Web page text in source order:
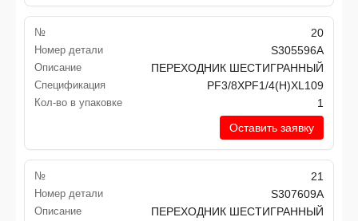
№ 20
Номер детали S305596A
Описание ПЕРЕХОДНИК ШЕСТИГРАННЫЙ
Спецификация PF3/8XPF1/4(H)XL109
Кол-во в упаковке
1
Оставить заявку
№ 21
Номер детали S307609A
Описание ПЕРЕХОДНИК ШЕСТИГРАННЫЙ